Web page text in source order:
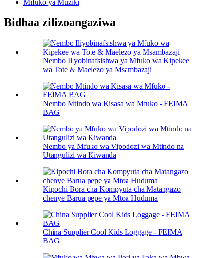
Mifuko ya Muziki
Bidhaa zilizoangaziwa
Nembo Iliyobinafsishwa ya Mfuko wa Kipekee
wa Tote & Maelezo ya Msambazaji
Nembo Mtindo wa Kisasa wa Mfuko - FEIMA
BAG
Nembo ya Mfuko wa Vipodozi wa Mtindo na
Utangulizi wa Kiwanda
Kipochi Bora cha Kompyuta cha Matangazo
chenye Barua pepe ya Mtoa Huduma
China Supplier Cool Kids Loggage - FEIMA
BAG